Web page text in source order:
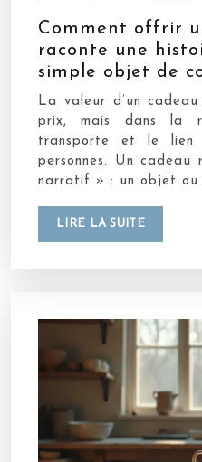
Comment offrir
raconte une
simple objet de
La valeur d’un
prix, mais dans la
transporte et le lien
personnes. Un
narratif » : un objet ou
LIRE LA SUITE